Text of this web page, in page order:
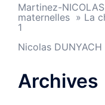
Martinez-NICOLAS
maternelles » La
1
Nicolas DUNYACH
Archives